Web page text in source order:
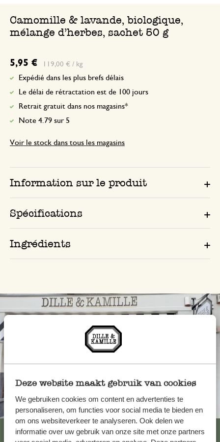
Deze website maakt gebruik van cookies
We gebruiken cookies om content en advertenties te
personaliseren, om functies voor social media te bieden en
om ons websiteverkeer te analyseren. Ook delen we
informatie over uw gebruik van onze site met onze partners
Camomille & lavande, biologique,
mélange d'herbes, sachet 50 g
5,95 € 119,00 € / kg
Expédié dans les plus brefs délais
Le délai de rétractation est de 100 jours
Retrait gratuit dans nos magasins*
Note 4.79 sur 5
Voir le stock dans tous les magasins
Information sur le produit
Spécifications
Ingrédients
Toujours à proximité
Voir les 62 magasins